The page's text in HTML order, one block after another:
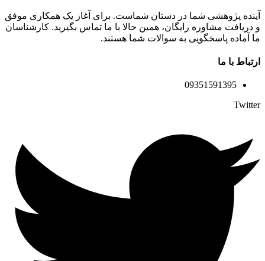
آینده پژوهشی شما در دستان شماست. برای آغاز یک همکاری موفق
و دریافت مشاوره رایگان، همین حالا با ما تماس بگیرید. کارشناسان
ما آماده پاسخگویی به سوالات شما هستند.
ارتباط با ما
09351591395
Twitter